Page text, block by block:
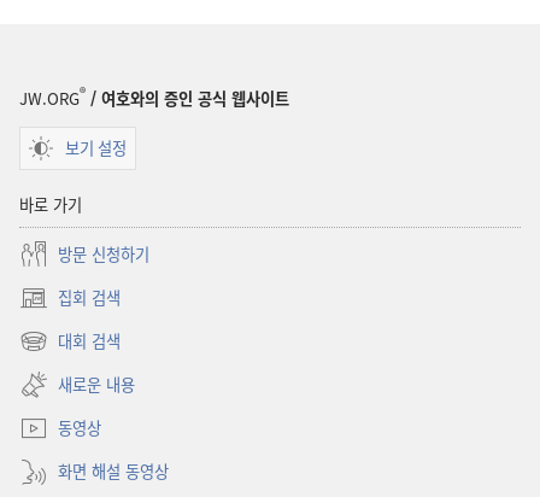
JW.ORG® / 여호와의 증인 공식 웹사이트
보기 설정
바로 가기
방문 신청하기
집회 검색
(새로운
창
대회 검색
(새로운
창
열기)
새로운 내용
동영상
화면 해설 동영상